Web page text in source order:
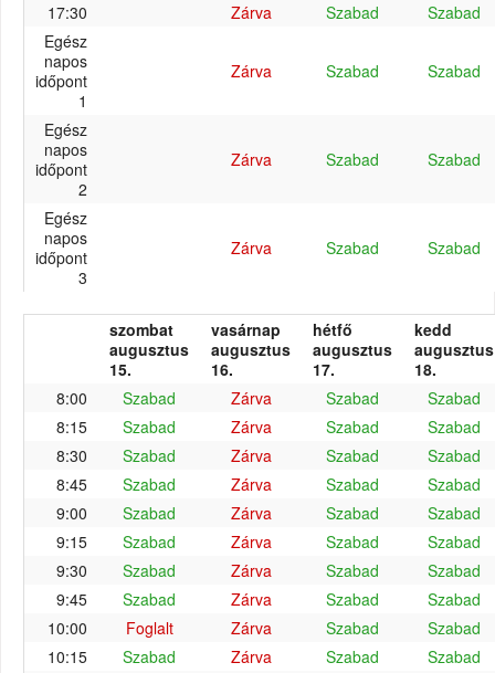
17:30
Zárva Szabad
Szabad
Egész
napos
időpont
1
Zárva Szabad Szabad
Egész
napos
időpont
2
Zárva Szabad Szabad
Egész
napos
időpont
3
Zárva Szabad Szabad
szombat
augusztus
15.
vasárnap
augusztus
16.
hétfő
augusztus
17.
kedd
augusztus
18.
8:00
Szabad Zárva Szabad
Szabad
8:15
Szabad Zárva Szabad
Szabad
8:30
Szabad Zárva Szabad
Szabad
8:45
Szabad Zárva Szabad
Szabad
9:00
Szabad Zárva Szabad
Szabad
9:15
Szabad Zárva Szabad
Szabad
9:30
Szabad Zárva Szabad
Szabad
9:45
Szabad Zárva Szabad
Szabad
10:00
Foglalt Zárva Szabad
Szabad
10:15
Szabad Zárva Szabad
Szabad